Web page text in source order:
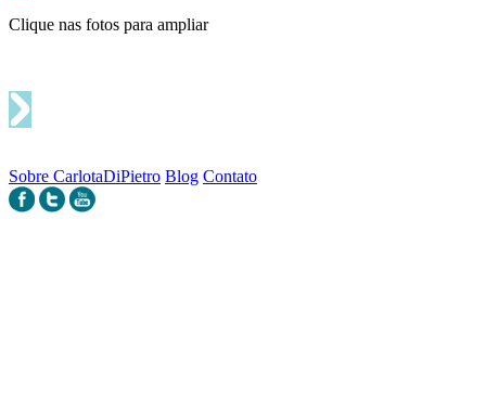
Clique nas fotos para ampliar
Sobre CarlotaDiPietro Blog Contato